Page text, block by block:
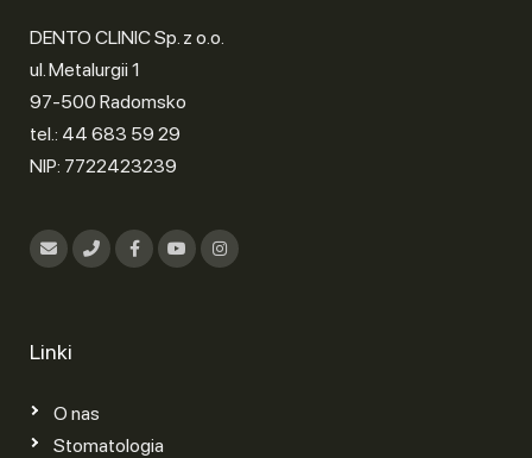
DENTO CLINIC Sp. z o.o.
ul. Metalurgii 1
97-500 Radomsko
tel.: 44 683 59 29
NIP: 7722423239
Linki
O nas
Stomatologia